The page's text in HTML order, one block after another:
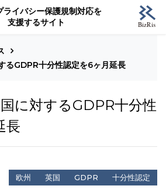
ライバシー保護規制対応を
支援するサイト
るGDPR十分性認定を6ヶ月延長
に対するGDPR十分性
長
欧州 英国 GDPR 十分性認定